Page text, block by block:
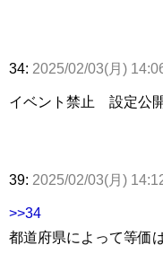
34: 2025/02/03(月)
イベント禁止 設定公
39: 2025/02/03(月)
>>34
都道府県によって等価